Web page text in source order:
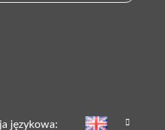
językowa: